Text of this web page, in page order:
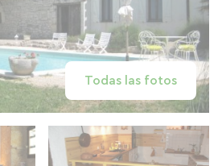
Todas las fotos